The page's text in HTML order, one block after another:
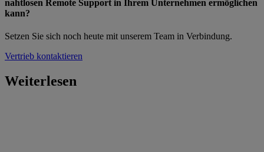
nahtlosen Remote Support in Ihrem Unternehmen ermöglichen
kann?
Setzen Sie sich noch heute mit unserem Team in Verbindung.
Vertrieb kontaktieren
Weiterlesen